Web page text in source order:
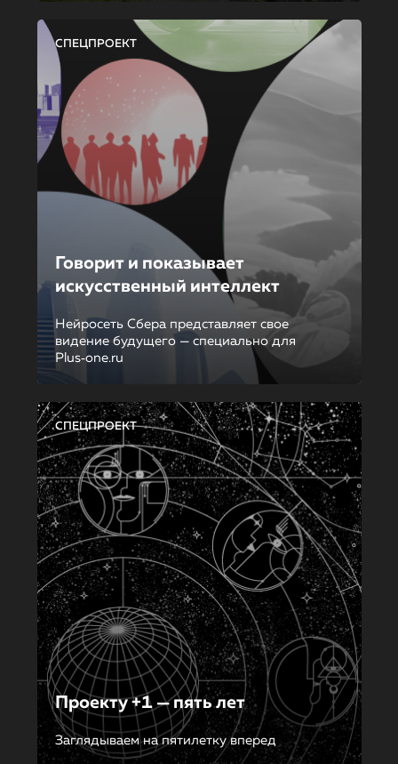
СПЕЦПРОЕКТ
Говорит и показывает
искусственный интеллект
Нейросеть Сбера представляет свое
видение будущего — специально для
Plus‑one.ru
СПЕЦПРОЕКТ
Проекту +1 — пять лет
Заглядываем на пятилетку вперед